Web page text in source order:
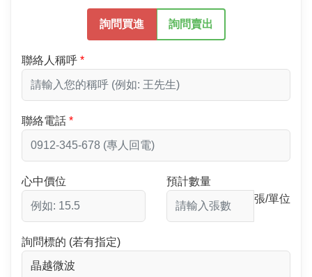
詢問買進 詢問賣出
聯絡人稱呼
聯絡電話
心中價位
預計數量
張/單位
詢問標的 (若有指定)